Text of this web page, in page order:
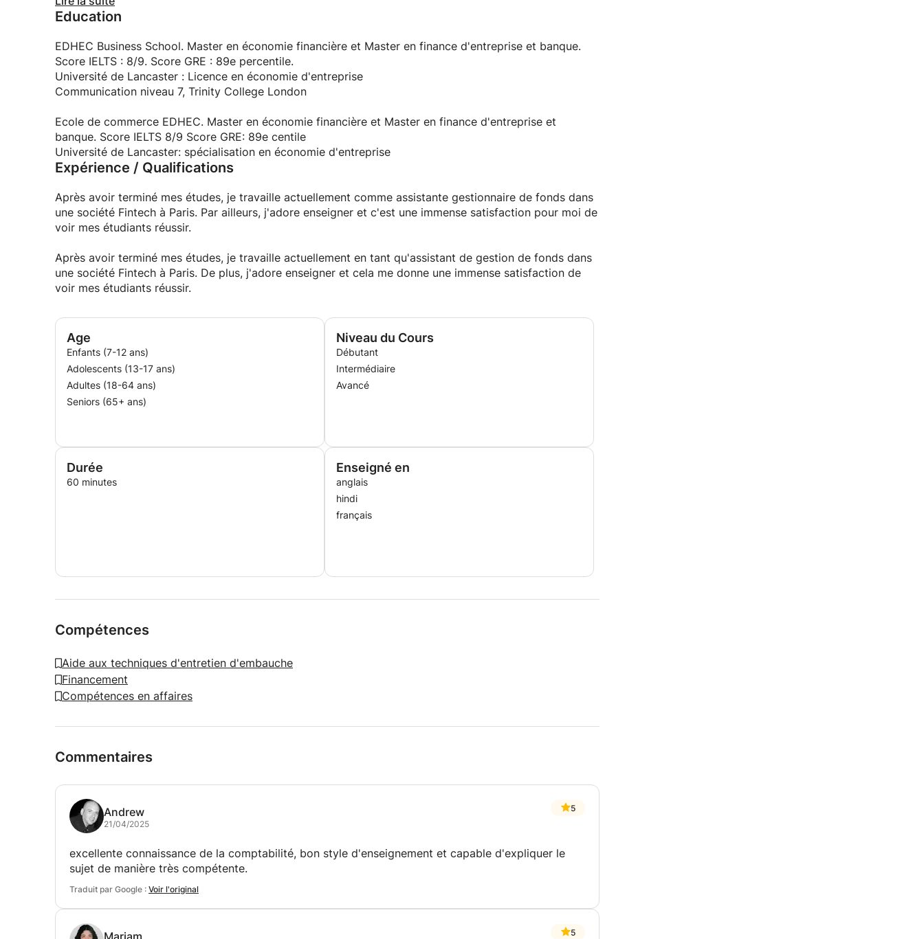
obtenir d'excellents scores, à comprendre le fonctionnement des examens d'école de commerce, à
écoles de commerce et de gestion de différentes régions d'Europe.
Je suis une enseignante très positive, facile à vivre et patiente. Je crois que chaque élève est intelligent.
Il est de mon devoir en tant qu'enseignant d'aider l'élève à apprendre de la manière qui lui convient et
d'être un pas positif vers son avenir.
Education
EDHEC Business School. Master en économie financière et Master en finance d'entreprise et banque.
Score IELTS : 8/9. Score GRE : 89e percentile.
Université de Lancaster : Licence en économie d'entreprise
Communication niveau 7, Trinity College London
Ecole de commerce EDHEC. Master en économie financière et Master en finance d'entreprise et
banque. Score IELTS 8/9 Score GRE: 89e centile
Université de Lancaster: spécialisation en économie d'entreprise
Expérience / Qualifications
Après avoir terminé mes études, je travaille actuellement comme assistante gestionnaire de fonds dans
une société Fintech à Paris. Par ailleurs, j'adore enseigner et c'est une immense satisfaction pour moi de
voir mes étudiants réussir.
Après avoir terminé mes études, je travaille actuellement en tant qu'assistant de gestion de fonds dans
une société Fintech à Paris. De plus, j'adore enseigner et cela me donne une immense satisfaction de
voir mes étudiants réussir.
Age
Enfants (7-12 ans)
Adolescents (13-17 ans)
Adultes (18-64 ans)
Seniors (65+ ans)
Niveau du Cours
Débutant
Intermédiaire
Avancé
Durée
60 minutes
Enseigné en
anglais
hindi
français
Compétences
Aide aux techniques d'entretien d'embauche
Financement
Compétences en affaires
Commentaires
Andrew
21/04/2025
5
excellente connaissance de la comptabilité, bon style d'enseignement et capable d'expliquer le
sujet de manière très compétente.
Traduit par Google : Voir l'original
Mariam 5